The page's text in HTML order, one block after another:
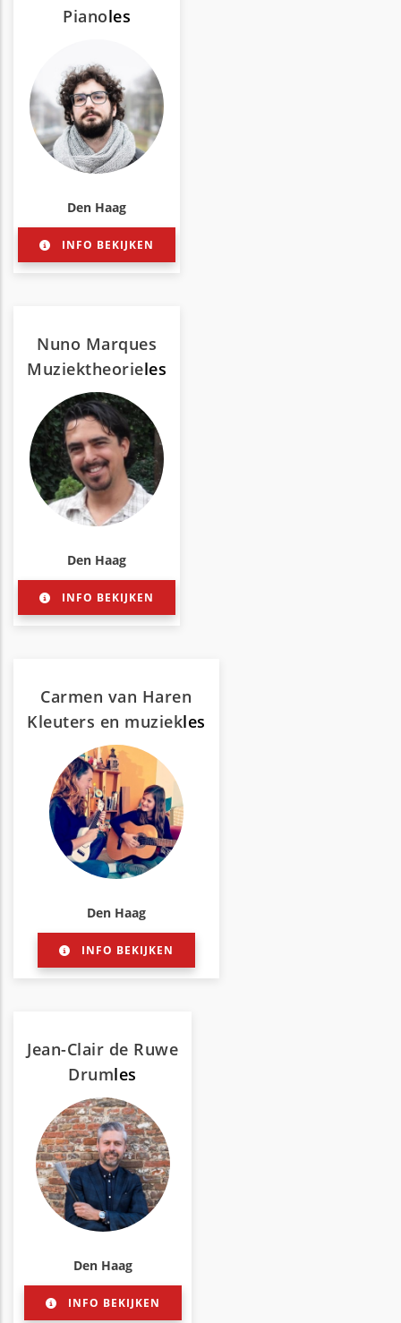
Pianoles
Den Haag
INFO BEKIJKEN
Nuno Marques
Muziektheorieles
Den Haag
INFO BEKIJKEN
Carmen van Haren
Kleuters en muziekles
Den Haag
INFO BEKIJKEN
Jean-Clair de Ruwe
Drumles
Den Haag
INFO BEKIJKEN